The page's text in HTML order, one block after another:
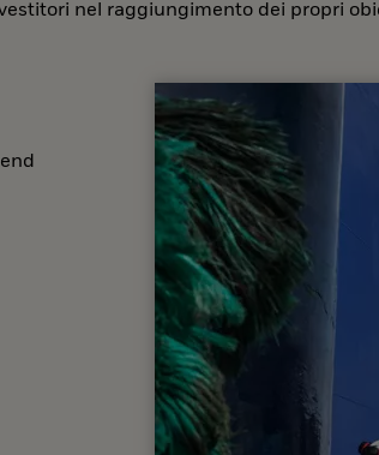
nel raggiungimento dei propri